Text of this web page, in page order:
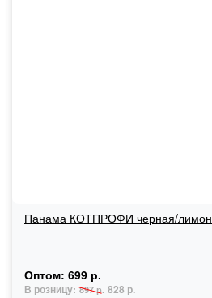
Панама КОТПРОФИ черная/лимон
Оптом: 699 р.
В розницу: 897 р. 828 р.